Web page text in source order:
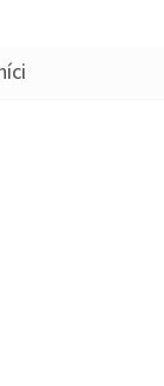
je 5 z 5 hviezdičiek.
je 5 z 5 hviezdičiek.